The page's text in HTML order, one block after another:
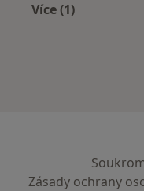
Více (1)
Zásady ochrany